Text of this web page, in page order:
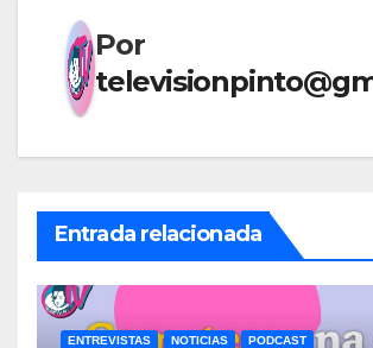
Por
Entrada relacionada
ENTREVISTAS NOTICIAS PODCAST